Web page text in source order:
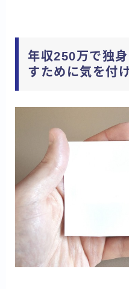
年収250万で独
すために気を付